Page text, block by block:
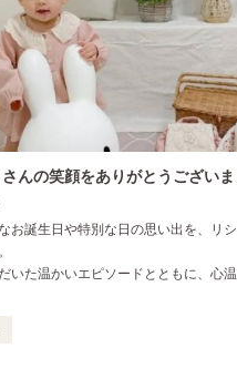
んの笑顔をありがとうござい
お誕生日や特別な日の思い出を、リ
いた温かいエピソードとともに、心